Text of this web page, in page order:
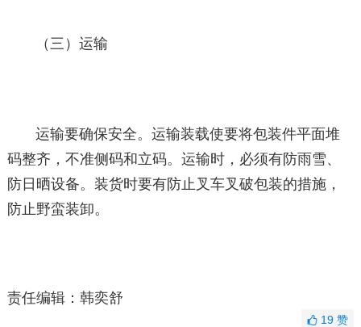
（三）运输
运输要确保安全。运输装载使要将包装件平面堆
码整齐，不准侧码和立码。运输时，必须有防雨雪、
防日晒设备。装货时要有防止叉车叉破包装的措施，
防止野蛮装卸。
责任编辑：韩奕舒
19赞